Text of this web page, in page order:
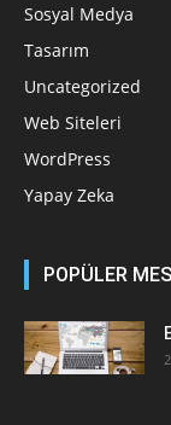
Sosyal Medya
Tasarım
Uncategorized
Web Siteleri
WordPress
Yapay Zeka
POPÜLER